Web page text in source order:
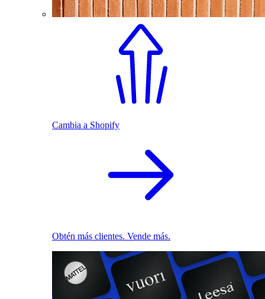
Cambia a Shopify
Obtén más clientes. Vende más.